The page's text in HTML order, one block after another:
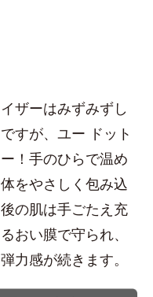
ザーはみずみずし
すが、ユー ドット
！手のひらで温め
をやさしく包み込
の肌は手ごたえ充
おい膜で守られ、
力感が続きます。